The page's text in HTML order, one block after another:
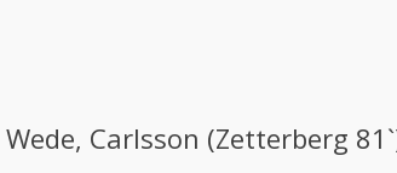
Carlsson (Zetterberg